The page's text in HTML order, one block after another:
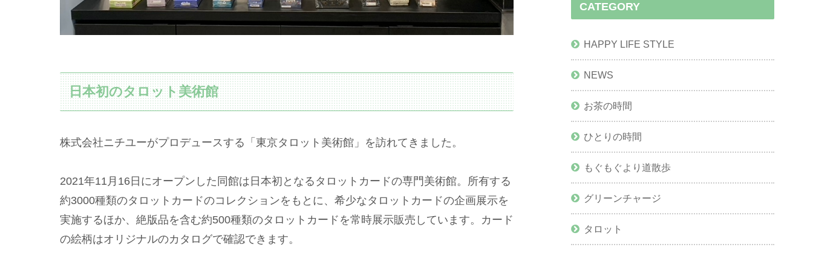
日本初のタロット美術館
株式会社ニチユーがプロデュースする「東京タロット美術館」を訪れてきました。
2021年11月16日にオープンした同館は日本初となるタロットカードの専門美術館。所有する
約3000種類のタロットカードのコレクションをもとに、希少なタロットカードの企画展示を
実施するほか、絶版品を含む約500種類のタロットカードを常時展示販売しています。カード
の絵柄はオリジナルのカタログで確認できます。
CATEGORY
HAPPY LIFE STYLE
NEWS
お茶の時間
ひとりの時間
もぐもぐより道散歩
グリーンチャージ
タロット